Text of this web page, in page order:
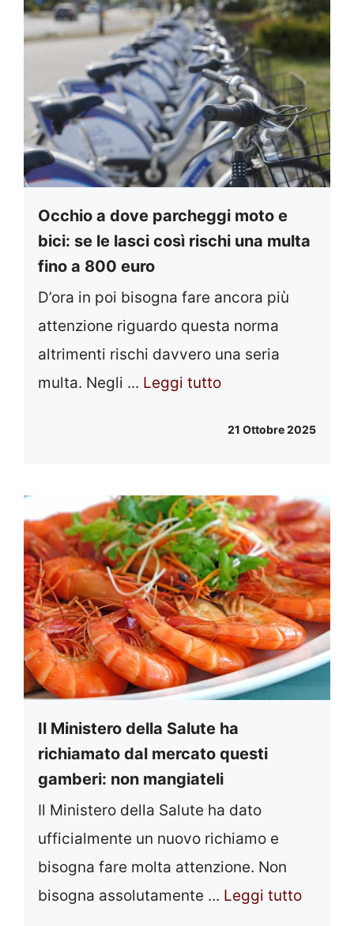
Occhio a dove parcheggi moto e
bici: se le lasci così rischi una multa
fino a 800 euro
D’ora in poi bisogna fare ancora più
attenzione riguardo questa norma
altrimenti rischi davvero una seria
multa. Negli ... Leggi tutto
21 Ottobre 2025
Il Ministero della Salute ha
richiamato dal mercato questi
gamberi: non mangiateli
Il Ministero della Salute ha dato
ufficialmente un nuovo richiamo e
bisogna fare molta attenzione. Non
bisogna assolutamente ... Leggi tutto